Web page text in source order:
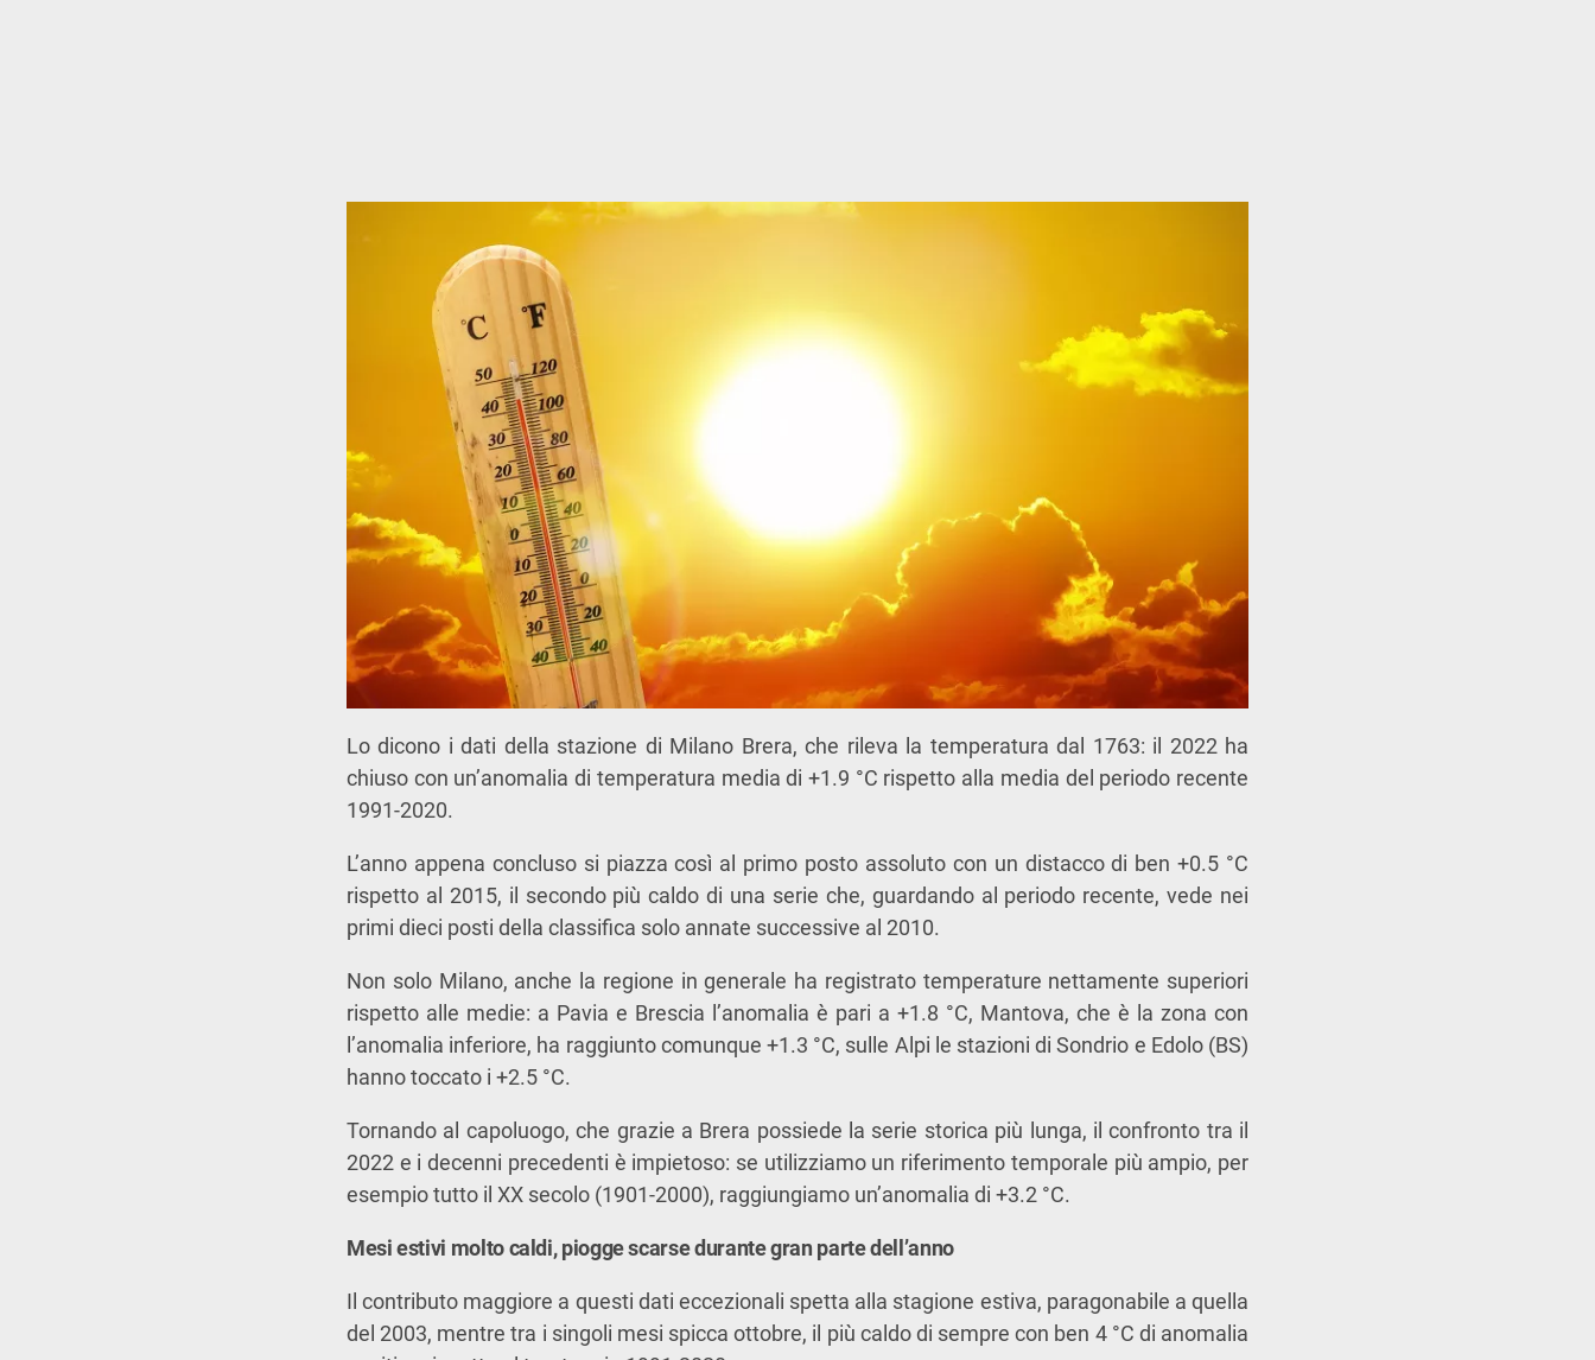
Lo dicono i dati della stazione di Milano Brera, che rileva la temperatura dal 1763: il 2022 ha
chiuso con un’anomalia di temperatura media di +1.9 °C rispetto alla media del periodo recente
1991-2020.
L’anno appena concluso si piazza così al primo posto assoluto con un distacco di ben +0.5 °C
rispetto al 2015, il secondo più caldo di una serie che, guardando al periodo recente, vede nei
primi dieci posti della classifica solo annate successive al 2010.
Non solo Milano, anche la regione in generale ha registrato temperature nettamente superiori
rispetto alle medie: a Pavia e Brescia l’anomalia è pari a +1.8 °C, Mantova, che è la zona con
l’anomalia inferiore, ha raggiunto comunque +1.3 °C, sulle Alpi le stazioni di Sondrio e Edolo (BS)
hanno toccato i +2.5 °C.
Tornando al capoluogo, che grazie a Brera possiede la serie storica più lunga, il confronto tra il
2022 e i decenni precedenti è impietoso: se utilizziamo un riferimento temporale più ampio, per
esempio tutto il XX secolo (1901-2000), raggiungiamo un’anomalia di +3.2 °C.
Mesi estivi molto caldi, piogge scarse durante gran parte dell’anno
Il contributo maggiore a questi dati eccezionali spetta alla stagione estiva, paragonabile a quella
del 2003, mentre tra i singoli mesi spicca ottobre, il più caldo di sempre con ben 4 °C di anomalia